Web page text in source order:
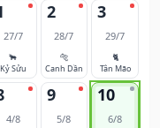
27/7
🐂
Kỷ Sửu
2
28/7
🐅
Canh Dần
3
29/7
🐈
Tân Mão
4/8
9
5/8
10
6/8